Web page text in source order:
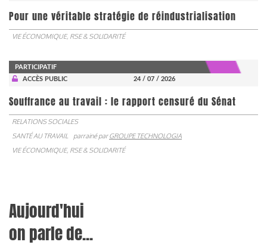
Pour une véritable stratégie de réindustrialisation
VIE ÉCONOMIQUE, RSE & SOLIDARITÉ
PARTICIPATIF
ACCÈS PUBLIC
24 / 07 / 2026
Souffrance au travail : le rapport censuré du Sénat
RELATIONS SOCIALES
SANTÉ AU TRAVAIL
parrainé parGROUPE TECHNOLOGIA
VIE ÉCONOMIQUE, RSE & SOLIDARITÉ
Aujourd'hui
on parle de...